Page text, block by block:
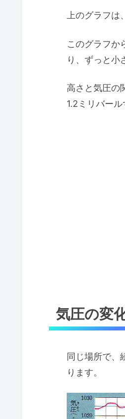
上のグラフは
このグラフか
り、ずっと小
高さと気圧の
1.2ミリバール
気圧の変
同じ場所で、
ります。